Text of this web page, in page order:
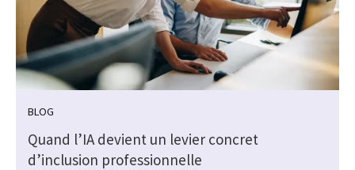
BLOG
Quand l’IA devient un levier concret
d’inclusion professionnelle